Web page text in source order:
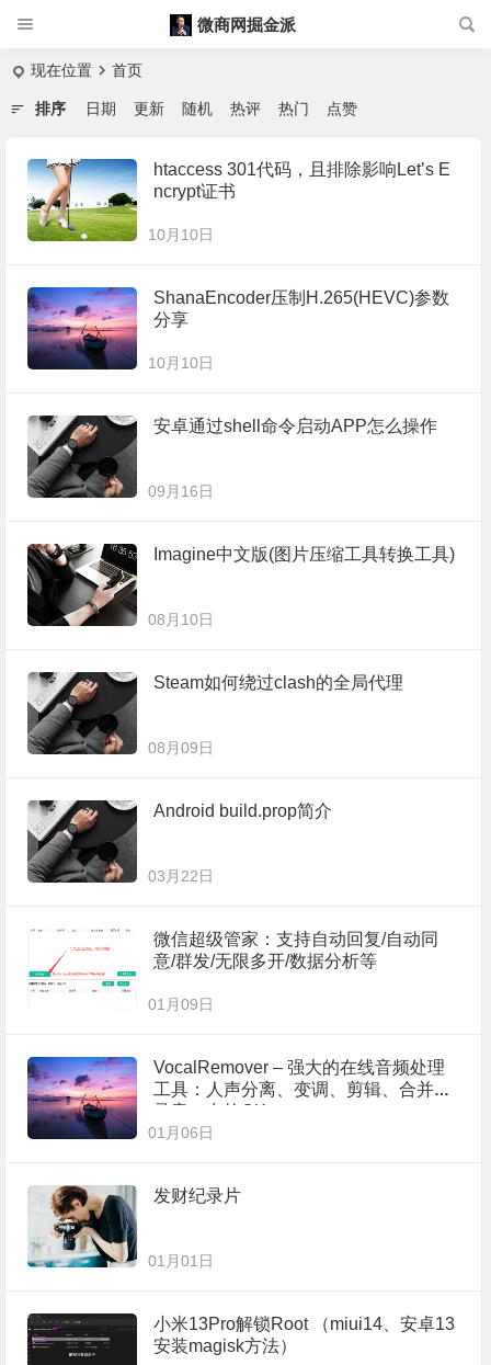
微商网掘金派
现在位置 首页
排序 日期 更新 随机 热评 热门 点赞
htaccess 301代码，且排除影响Let’s E
ncrypt证书
10月10日
ShanaEncoder压制H.265(HEVC)参数
分享
10月10日
安卓通过shell命令启动APP怎么操作
09月16日
Imagine中文版(图片压缩工具转换工具)
08月10日
Steam如何绕过clash的全局代理
08月09日
Android build.prop简介
03月22日
微信超级管家：支持自动回复/自动同
意/群发/无限多开/数据分析等
01月09日
VocalRemover – 强大的在线音频处理
工具：人声分离、变调、剪辑、合并、
录音、卡拉OK
01月06日
发财纪录片
01月01日
小米13Pro解锁Root （miui14、安卓13
安装magisk方法）